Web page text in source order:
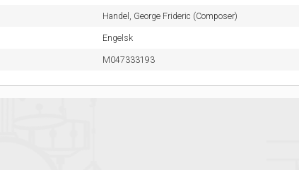
Handel, George Frideric (Composer)
Engelsk
M047333193